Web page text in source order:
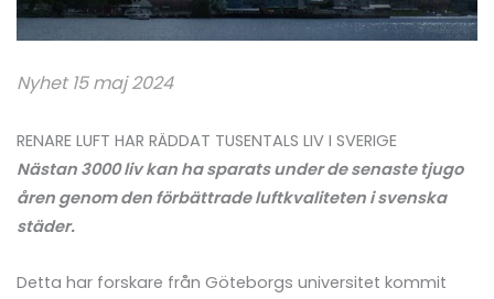
Nyhet 15 maj 2024
RENARE LUFT HAR RÄDDAT TUSENTALS LIV I SVERIGE
Nästan 3000 liv kan ha sparats under de senaste tjugo
åren genom den förbättrade luftkvaliteten i svenska
städer.
Detta har forskare från Göteborgs universitet kommit